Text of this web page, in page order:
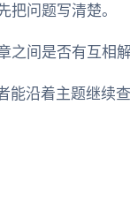
问题写清楚。
间是否有互相解
沿着主题继续查